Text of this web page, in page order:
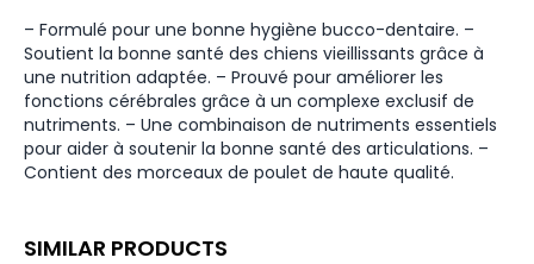
– Formulé pour une bonne hygiène bucco-dentaire. –
Soutient la bonne santé des chiens vieillissants grâce à
une nutrition adaptée. – Prouvé pour améliorer les
fonctions cérébrales grâce à un complexe exclusif de
nutriments. – Une combinaison de nutriments essentiels
pour aider à soutenir la bonne santé des articulations. –
Contient des morceaux de poulet de haute qualité.
SIMILAR PRODUCTS